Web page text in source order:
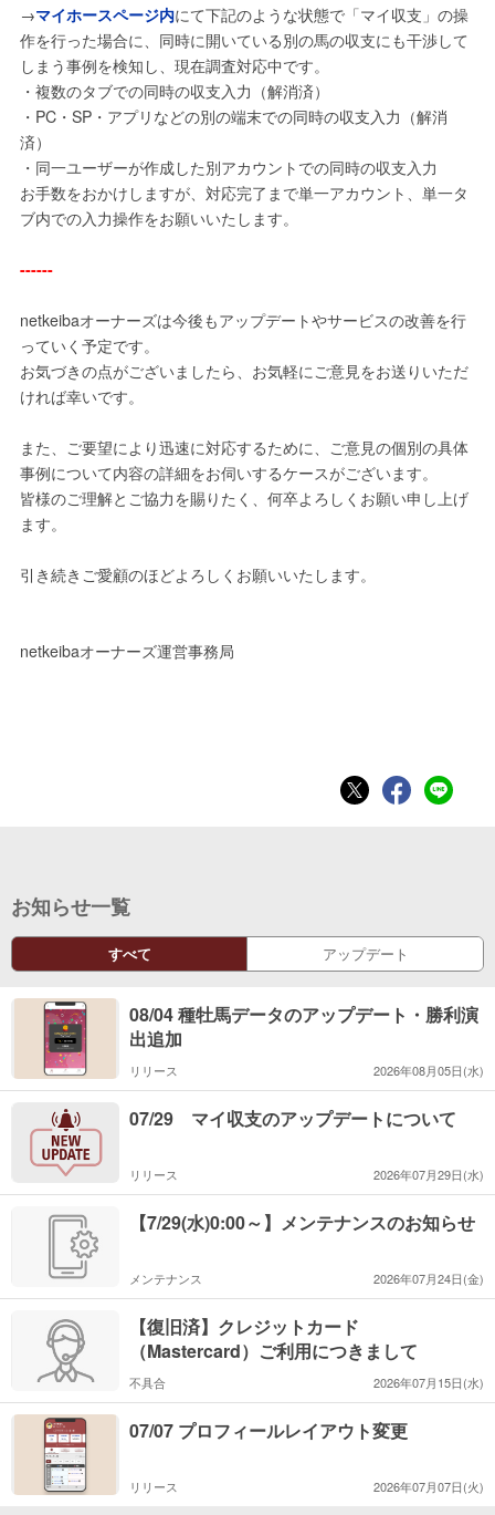
→マイホースページ内にて下記のような状態で「マイ収支」の操
作を行った場合に、同時に開いている別の馬の収支にも干渉して
しまう事例を検知し、現在調査対応中です。
・複数のタブでの同時の収支入力（解消済）
・PC・SP・アプリなどの別の端末での同時の収支入力（解消
済）
・同一ユーザーが作成した別アカウントでの同時の収支入力
お手数をおかけしますが、対応完了まで単一アカウント、単一タ
ブ内での入力操作をお願いいたします。
------
netkeibaオーナーズは今後もアップデートやサービスの改善を行
っていく予定です。
お気づきの点がございましたら、お気軽にご意見をお送りいただ
ければ幸いです。
また、ご要望により迅速に対応するために、ご意見の個別の具体
事例について内容の詳細をお伺いするケースがございます。
皆様のご理解とご協力を賜りたく、何卒よろしくお願い申し上げ
ます。
引き続きご愛顧のほどよろしくお願いいたします。
netkeibaオーナーズ運営事務局
お知らせ一覧
すべて アップデート
08/04 種牡馬データのアップデート・勝利演
出追加
リリース 2026年08月05日(水)
07/29 マイ収支のアップデートについて
リリース 2026年07月29日(水)
【7/29(水)0:00～】メンテナンスのお知らせ
メンテナンス 2026年07月24日(金)
【復旧済】クレジットカード
（Mastercard）ご利用につきまして
不具合 2026年07月15日(水)
07/07 プロフィールレイアウト変更
リリース 2026年07月07日(火)